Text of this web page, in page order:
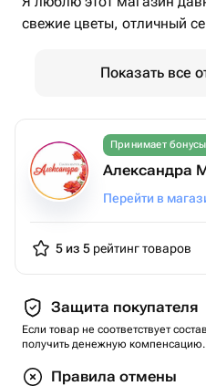
свежие цветы, отличный
Показать все
Принимает бонусы
Александра
Перейти в
5 из 5 рейтинг товаров
Защита покупателя
Если товар не соответствует
получить денежную компенсацию.
Правила отмены